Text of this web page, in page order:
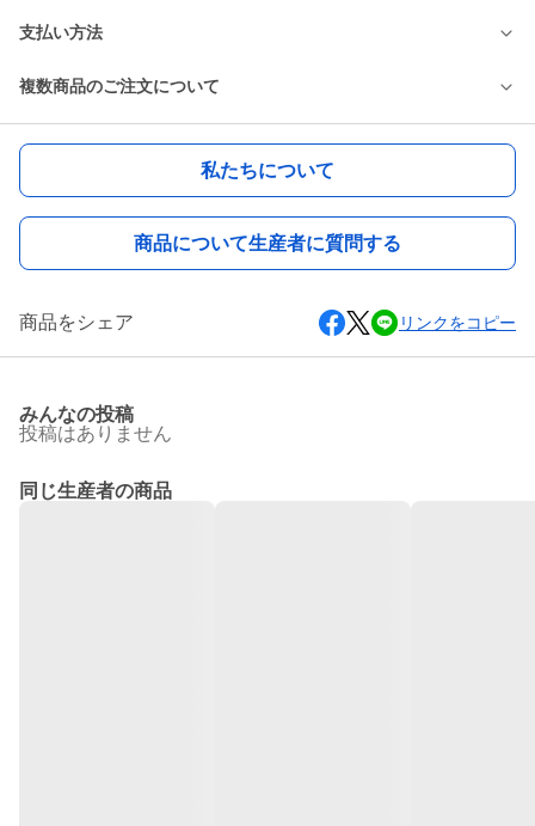
支払い方法
複数商品のご注文について
私たちについて
商品について生産者に質問する
商品をシェア リンクをコピー
みんなの投稿
投稿はありません
同じ生産者の商品